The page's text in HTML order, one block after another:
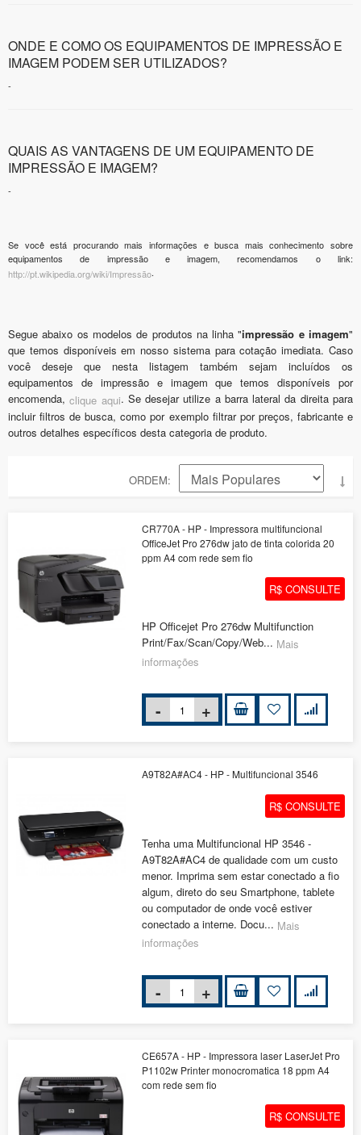
ONDE E COMO OS EQUIPAMENTOS DE IMPRESSÃO E
IMAGEM PODEM SER UTILIZADOS?
-
QUAIS AS VANTAGENS DE UM EQUIPAMENTO DE
IMPRESSÃO E IMAGEM?
-
Se você está procurando mais informações e busca mais conhecimento sobre
equipamentos de impressão e imagem, recomendamos o link:
http://pt.wikipedia.org/wiki/Impressão.
Segue abaixo os modelos de produtos na linha "impressão e imagem"
que temos disponíveis em nosso sistema para cotação imediata. Caso
você deseje que nesta listagem também sejam incluídos os
equipamentos de impressão e imagem que temos disponíveis por
encomenda,clique aqui. Se desejar utilize a barra lateral da direita para
incluir filtros de busca, como por exemplo filtrar por preços, fabricante e
outros detalhes específicos desta categoria de produto.
ORDEM
CR770A - HP - Impressora multifuncional
OfficeJet Pro 276dw jato de tinta colorida 20
ppm A4 com rede sem fio
R$ CONSULTE
HP Officejet Pro 276dw Multifunction
Print/Fax/Scan/Copy/Web... Mais
informações
A9T82A#AC4 - HP - Multifuncional 3546
R$ CONSULTE
Tenha uma Multifuncional HP 3546 -
A9T82A#AC4 de qualidade com um custo
menor. Imprima sem estar conectado a fio
algum, direto do seu Smartphone, tablete
ou computador de onde você estiver
conectado a interne. Docu... Mais
informações
CE657A - HP - Impressora laser LaserJet Pro
P1102w Printer monocromatica 18 ppm A4
com rede sem fio
R$ CONSULTE